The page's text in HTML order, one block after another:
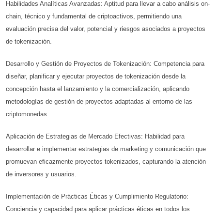
Habilidades Analíticas Avanzadas: Aptitud para llevar a cabo análisis on-
chain, técnico y fundamental de criptoactivos, permitiendo una
evaluación precisa del valor, potencial y riesgos asociados a proyectos
de tokenización.
Desarrollo y Gestión de Proyectos de Tokenización: Competencia para
diseñar, planificar y ejecutar proyectos de tokenización desde la
concepción hasta el lanzamiento y la comercialización, aplicando
metodologías de gestión de proyectos adaptadas al entorno de las
criptomonedas.
Aplicación de Estrategias de Mercado Efectivas: Habilidad para
desarrollar e implementar estrategias de marketing y comunicación que
promuevan eficazmente proyectos tokenizados, capturando la atención
de inversores y usuarios.
Implementación de Prácticas Éticas y Cumplimiento Regulatorio:
Conciencia y capacidad para aplicar prácticas éticas en todos los